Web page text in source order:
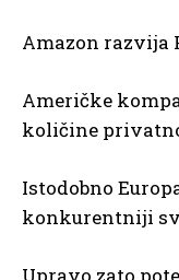
Amazon razvija
Američke
količine
Istodobno
konkurentniji
Upravo zato